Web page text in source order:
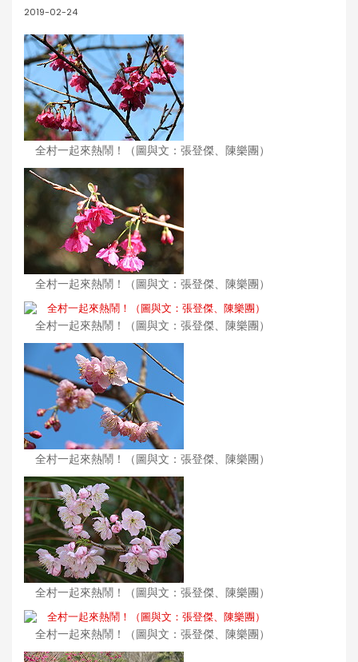
2019-02-24
全村一起來熱鬧！（圖與文：張登傑、陳樂團）
全村一起來熱鬧！（圖與文：張登傑、陳樂團）
全村一起來熱鬧！（圖與文：張登傑、陳樂團）
全村一起來熱鬧！（圖與文：張登傑、陳樂團）
全村一起來熱鬧！（圖與文：張登傑、陳樂團）
全村一起來熱鬧！（圖與文：張登傑、陳樂團）